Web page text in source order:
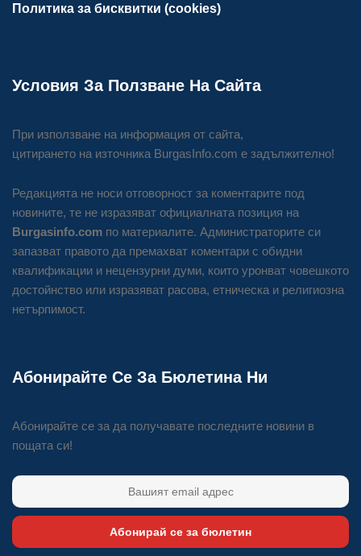
Политика за бисквитки (cookies)
Условия За Ползване На Сайта
При използване на информация от сайта,
цитирането на източника BurgasInfo.com е задължително!
Редакцията не носи отговорност за коментарите под
новините, те не изразяват официалната позиция на
Burgasinfo.com по материалите. Администраторите си
запазват правото да премахват коментари с обидни
квалификации и нецензурни думи, които уронват човешкото
достойнство или изразяват расова, етническа и религиозна
нетърпимост.
Абонирайте Се За Бюлетина Ни
Абонирайте се за да получавате последните новини в
пощата си!
Абонирай се за бюлетин